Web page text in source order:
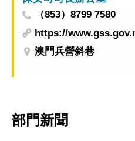
（853）8799 7580
https://
澳門兵營斜巷
部門新聞